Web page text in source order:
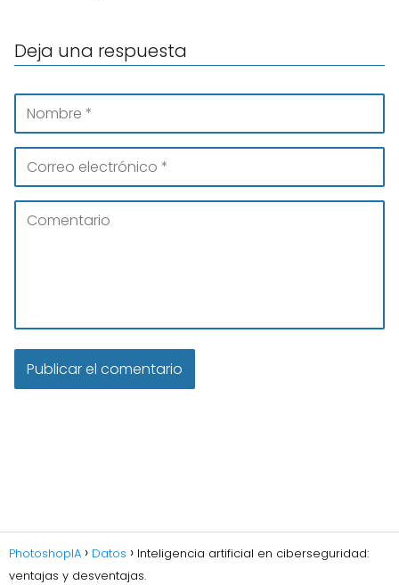
Deja una respuesta
PhotoshopIA Datos
Inteligencia artificial en ciberseguridad:
ventajas y desventajas.